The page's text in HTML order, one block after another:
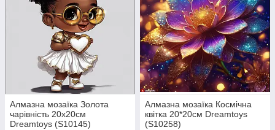
Алмазна мозаїка Золота
чарівність 20x20см
Dreamtoys (S10145)
Алмазна мозаїка Космічна
квітка 20*20см Dreamtoys
(S10258)